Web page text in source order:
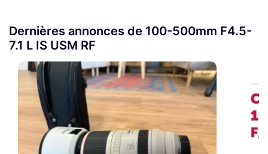
Dernières annonces de 100-500mm F4.5-
7.1 L IS USM RF